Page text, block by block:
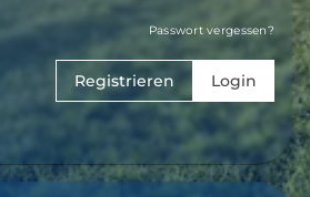
Passwort vergessen?
Registrieren Login